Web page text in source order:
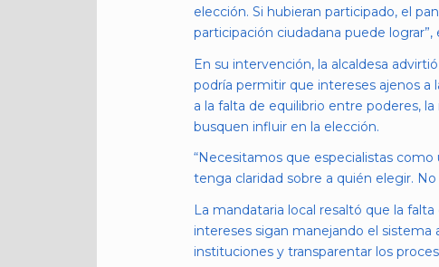
elección. Si hubieran participado, el
participación ciudadana puede lograr”,
En su intervención, la alcaldesa
podría permitir que intereses ajenos a
a la falta de equilibrio entre poderes,
busquen influir en la elección.
“Necesitamos que especialistas
tenga claridad sobre a quién elegir.
La mandataria local resaltó que la
intereses sigan manejando el sistema
instituciones y transparentar los